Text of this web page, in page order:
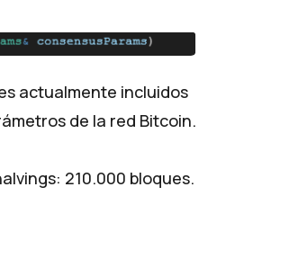
actualmente incluidos
de la red Bitcoin.
: 210.000 bloques.